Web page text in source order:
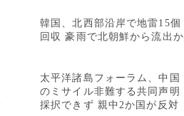
韓国、北西部沿岸で地雷15個
回収 豪雨で北朝鮮から流出か
太平洋諸島フォーラム、中国
のミサイル非難する共同声明
採択できず 親中2か国が反対